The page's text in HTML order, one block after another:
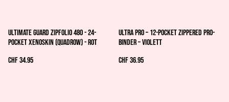
Ultimate Guard Zipfolio 480 - 24-
Pocket XenoSkin (Quadrow) - Rot
CHF 34.95
Ultra Pro – 12-Pocket Zippered PRO-
Binder – Violett
CHF 36.95